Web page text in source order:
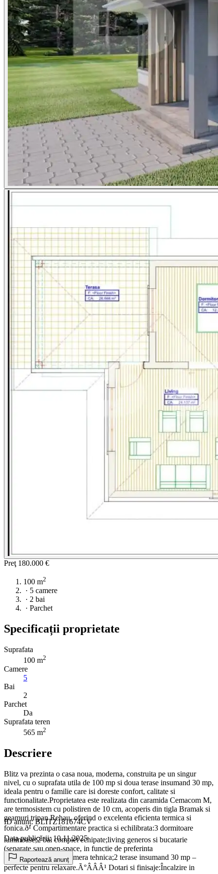
Preţ 180.000 €
100 m2
· 5 camere
· 2 bai
· Parchet
Specificații proprietate
Suprafata
100 m2
Camere
5
Bai
2
Parchet
Da
Suprafata teren
565 m2
Descriere
Blitz va prezinta o casa noua, moderna, construita pe un singur
nivel, cu o suprafata utila de 100 mp si doua terase insumand 30 mp,
ideala pentru o familie care isi doreste confort, calitate si
functionalitate.Proprietatea este realizata din caramida Cemacom M,
are termosistem cu polistiren de 10 cm, acoperis din tigla Bramak si
geamuri tripan Rehau, oferind o excelenta eficienta termica si
fonica.ð¹ Compartimentare practica si echilibrata:3 dormitoare
luminoase;2 bai complet echipate;living generos si bucatarie
(separate sau open-space, in functie de preferinta
cumparatorului);hol;camera tehnica;2 terase insumand 30 mp –
perfecte pentru relaxare.Ã°ÂÂÂ¹ Dotari si finisaje:Încalzire in
ID anunț: BLITZ181674CV
Data publicării: 10.11.2025
Raportează anunț